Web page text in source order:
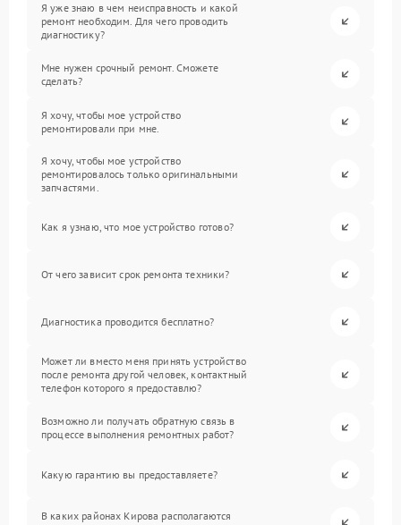
Я уже знаю в чем неисправность и какой
ремонт необходим. Для чего проводить
диагностику?
Мне нужен срочный ремонт. Сможете
сделать?
Я хочу, чтобы мое устройство
ремонтировали при мне.
Я хочу, чтобы мое устройство
ремонтировалось только оригинальными
запчастями.
Как я узнаю, что мое устройство готово?
От чего зависит срок ремонта техники?
Диагностика проводится бесплатно?
Может ли вместо меня принять устройство
после ремонта другой человек, контактный
телефон которого я предоставлю?
Возможно ли получать обратную связь в
процессе выполнения ремонтных работ?
Какую гарантию вы предоставляете?
В каких районах Кирова располагаются